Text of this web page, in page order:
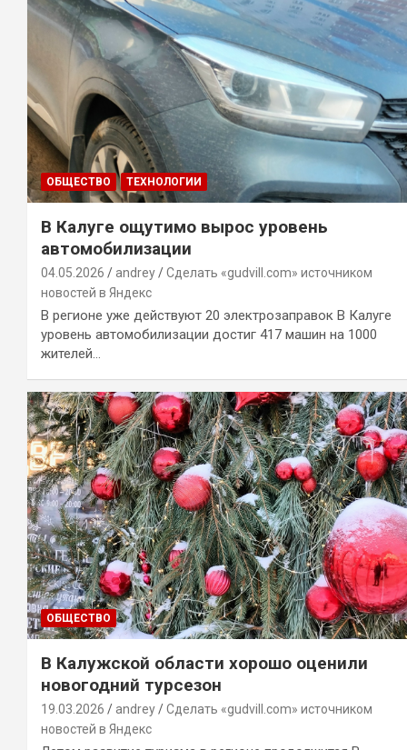
ОБЩЕСТВО ТЕХНОЛОГИИ
В Калуге ощутимо вырос уровень
автомобилизации
04.05.2026 andrey
Сделать «gudvill.com» источником
новостей в Яндекс
В регионе уже действуют 20 электрозаправок В Калуге
уровень автомобилизации достиг 417 машин на 1000
жителей…
ОБЩЕСТВО
В Калужской области хорошо оценили
новогодний турсезон
19.03.2026 andrey
Сделать «gudvill.com» источником
новостей в Яндекс